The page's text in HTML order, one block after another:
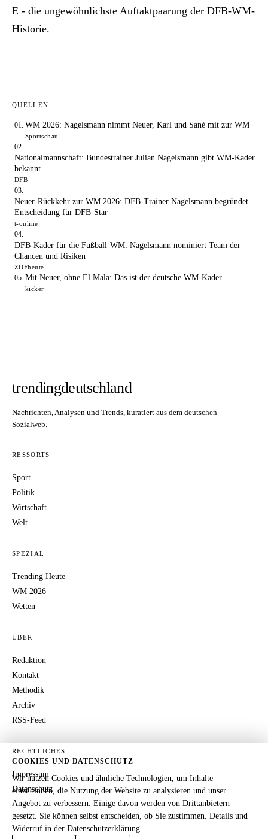
E - die ungewöhnlichste Auftaktpaarung der DFB-WM-
Historie.
QUELLEN
WM 2026: Nagelsmann nimmt Neuer, Karl und Sané mit zur WM
Sportschau
Nationalmannschaft: Bundestrainer Julian Nagelsmann gibt WM-Kader
bekannt
DFB
Neuer-Rückkehr zur WM 2026: DFB-Trainer Nagelsmann begründet
Entscheidung für DFB-Star
t-online
DFB-Kader für die Fußball-WM: Nagelsmann nominiert Team der
Chancen und Risiken
ZDFheute
Mit Neuer, ohne El Mala: Das ist der deutsche WM-Kader
kicker
trendingdeutschland
Nachrichten, Analysen und Trends, kuratiert aus dem deutschen
Sozialweb.
RESSORTS
Sport
Politik
Wirtschaft
Welt
SPEZIAL
Trending Heute
WM 2026
Wetten
ÜBER
Redaktion
Kontakt
Methodik
Archiv
RSS-Feed
RECHTLICHES
Impressum
Datenschutz
COOKIES UND DATENSCHUTZ
Wir nutzen Cookies und ähnliche Technologien, um Inhalte
einzubinden, die Nutzung der Website zu analysieren und unser
Angebot zu verbessern. Einige davon werden von Drittanbietern
gesetzt. Sie können selbst entscheiden, ob Sie zustimmen. Details und
Widerruf in der Datenschutzerklärung.